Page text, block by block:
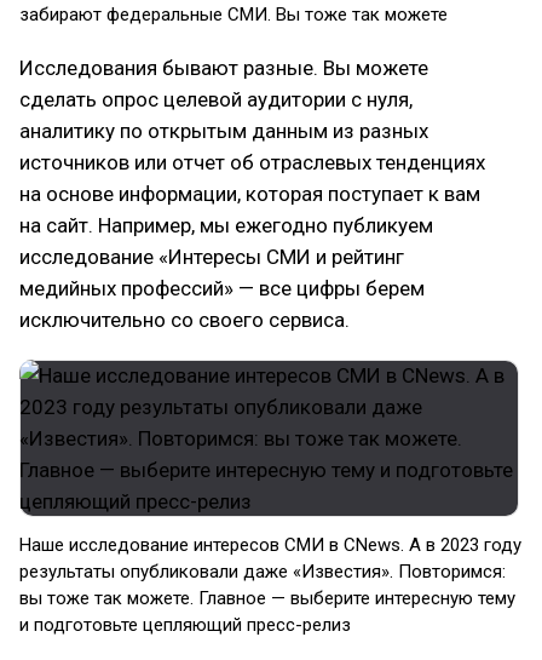
забирают федеральные СМИ. Вы тоже так можете
Исследования бывают разные. Вы можете
сделать опрос целевой аудитории с нуля,
аналитику по открытым данным из разных
источников или отчет об отраслевых тенденциях
на основе информации, которая поступает к вам
на сайт. Например, мы ежегодно публикуем
исследование «Интересы СМИ и рейтинг
медийных профессий» — все цифры берем
исключительно со своего сервиса.
Наше исследование интересов СМИ в CNews. А в 2023 году
результаты опубликовали даже «Известия». Повторимся:
вы тоже так можете. Главное — выберите интересную тему
и подготовьте цепляющий пресс-релиз